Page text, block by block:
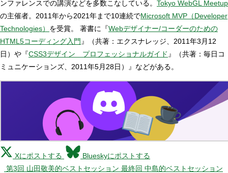
ンファレンスでの講演などを多数こなしている。 Tokyo WebGL Meetup
の主催者。2011年から2021年まで10連続でMicrosoft MVP（Developer
Technologies） を受賞。 著書に『Webデザイナー/コーダーのための
HTML5コーディング入門 』（共著：エクスナレッジ、2011年3月12
日）や『CSS3デザイン プロフェッショナルガイド 』（共著：毎日コ
ミュニケーションズ、2011年5月28日）』などがある。
Xにポストする
Blueskyにポストする
第3回 山田敬美的ベストセッション 最終回 中島的ベストセッション